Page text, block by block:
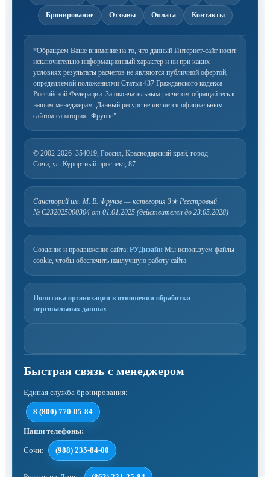
Бронирование Отзывы Оплата Контакты
*Обращаем Ваше внимание на то, что данный Интернет-сайт носит
исключительно информационный характер и ни при каких
условиях результаты расчетов не являются публичной офертой,
определяемой положениями Статьи 437 Гражданского кодекса
Российской Федерации. За окончательным расчетом обращайтесь к
нашим менеджерам. Данный ресурс не является официальным
сайтом санатория "Фрунзе".
© 2002-2026 354019, Россия, Краснодарский край, город
Сочи, ул. Курортный проспект, 87
Санаторий им. М. В. Фрунзе — категория 3★ Реестровый
№ С232025000304 от 01.01.2025 (действителен до 23.05.2028)
Создание и продвижение сайта: РУДизайн Мы используем файлы
cookie, чтобы обеспечить наилучшую работу сайта
Политика организации в отношении обработки
персональных данных
Единая служба бронирования:
8 (800) 770-05-84
Наши телефоны:
Сочи: (988) 235-84-00